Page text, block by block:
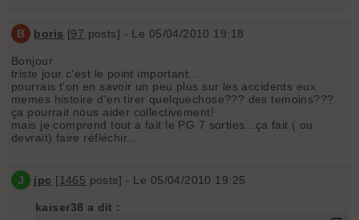
B boris [97 posts] - Le 05/04/2010 19:18
Bonjour
triste jour c'est le point important...
pourrais t'on en savoir un peu plus sur les accidents eux
memes histoire d'en tirer quelquechose??? des temoins???
ça pourrait nous aider collectivement!
mais je comprend tout a fait le PG 7 sorties...ça fait ( ou
devrait) faire réfléchir...
J jpc [1465 posts] - Le 05/04/2010 19:25
kaiser38 a dit :